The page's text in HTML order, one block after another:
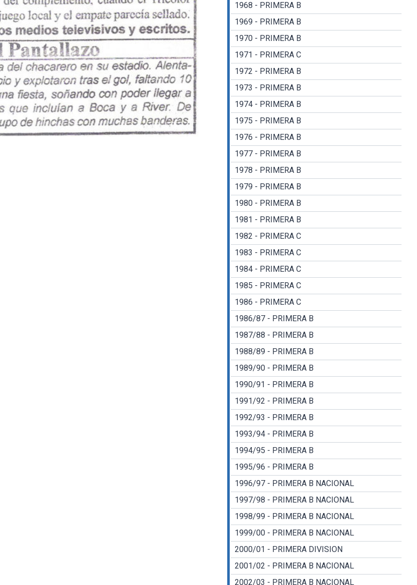
1968 - PRIMERA B
1969 - PRIMERA B
1970 - PRIMERA B
1971 - PRIMERA C
1972 - PRIMERA B
1973 - PRIMERA B
1974 - PRIMERA B
1975 - PRIMERA B
1976 - PRIMERA B
1977 - PRIMERA B
1978 - PRIMERA B
1979 - PRIMERA B
1980 - PRIMERA B
1981 - PRIMERA B
1982 - PRIMERA C
1983 - PRIMERA C
1984 - PRIMERA C
1985 - PRIMERA C
1986 - PRIMERA C
1986/87 - PRIMERA B
1987/88 - PRIMERA B
1988/89 - PRIMERA B
1989/90 - PRIMERA B
1990/91 - PRIMERA B
1991/92 - PRIMERA B
1992/93 - PRIMERA B
1993/94 - PRIMERA B
1994/95 - PRIMERA B
1995/96 - PRIMERA B
1996/97 - PRIMERA B NACIONAL
1997/98 - PRIMERA B NACIONAL
1998/99 - PRIMERA B NACIONAL
1999/00 - PRIMERA B NACIONAL
2000/01 - PRIMERA DIVISION
2001/02 - PRIMERA B NACIONAL
2002/03 - PRIMERA B NACIONAL